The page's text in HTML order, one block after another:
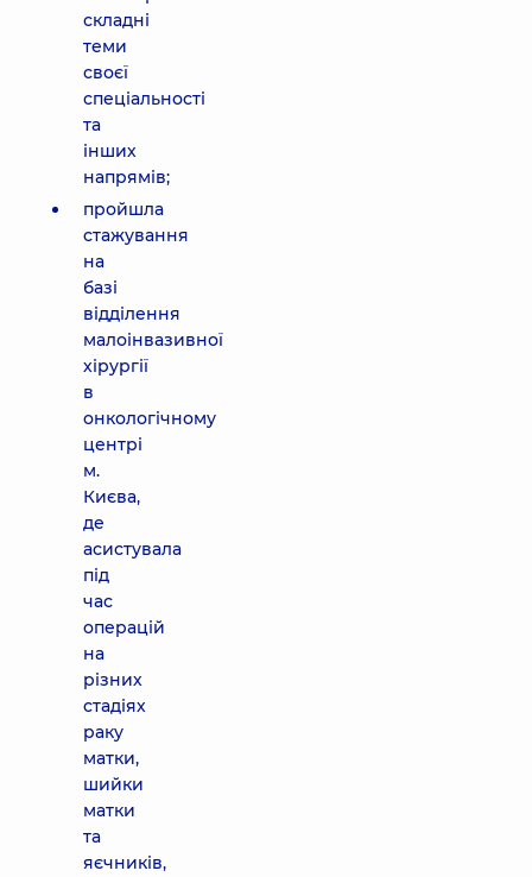
складні
теми
своєї
спеціальності
та
інших
напрямів;
пройшла
стажування
на
базі
відділення
малоінвазивної
хірургії
в
онкологічному
центрі
м.
Києва,
де
асистувала
під
час
операцій
на
різних
стадіях
раку
матки,
шийки
матки
та
яєчників,